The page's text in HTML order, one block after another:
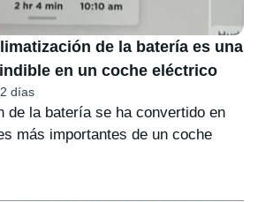
de la batería es una
en un coche eléctrico
días
de la batería se ha convertido en
más importantes de un coche